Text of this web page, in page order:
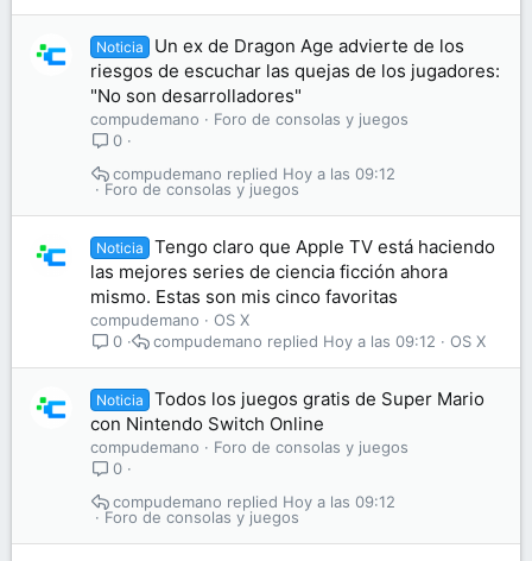
Noticia
Un ex de Dragon Age advierte de los
riesgos de escuchar las quejas de los jugadores:
"No son desarrolladores"
compudemano
Foro de consolas y juegos
0
Foro de consolas y juegos
Hoy a las 09:12
compudemano
Noticia
Tengo claro que Apple TV está haciendo
las mejores series de ciencia ficción ahora
mismo. Estas son mis cinco favoritas
compudemano
OS X
0
OS X
Hoy a las 09:12
compudemano
Noticia
Todos los juegos gratis de Super Mario
con Nintendo Switch Online
compudemano
Foro de consolas y juegos
0
Foro de consolas y juegos
Hoy a las 09:12
compudemano